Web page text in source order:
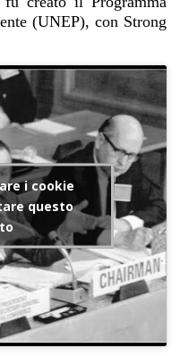
(UNEP), con Strong
i cookie
questo